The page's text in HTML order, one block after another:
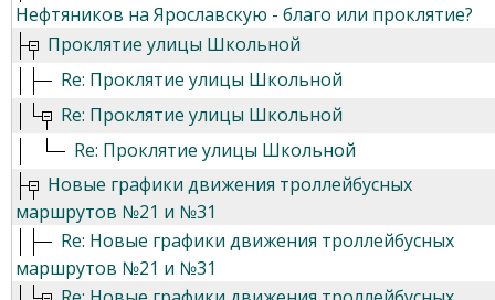
Нефтяников на Ярославскую - благо или проклятие?
Проклятие улицы Школьной
Re: Проклятие улицы Школьной
Re: Проклятие улицы Школьной
Re: Проклятие улицы Школьной
Новые графики движения троллейбусных
маршрутов №21 и №31
Re: Новые графики движения троллейбусных
маршрутов №21 и №31